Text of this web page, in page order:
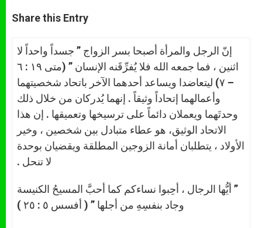
t
s
p
s
e
g
e
e
b
k
Share this Entry
إنّ الرجل والمرأة أصبحا بسر الزواج ” جسداً واحداً لا
اثنين ، فما جمعه الله فلا يُفرِّقَنه الإنسان ” (متى ١٩ : ٦
– ٧) ليتعاضدا ويساعد أحدهما الآخر باتحاد شخصيتهما
وأعمالهما إتحاداً وثيقاً . إنهما يُدركان من خلال ذلك
وحدتَهما ويعملان دائماً على ترسيخها وتعميقها . إن هذا
الاتحاد الوثيق، هو عطاء متبادل بين شخصين ، وخير
الأولاد ، يتطلبان أمانة الزوجين المطلقة ويقضيان بوحدة
لا تنحل .
” أيُّها الرجال ، أحِبوا نساءكم كما أحبَّ المسيحُ الكنيسة
وجاد بنفسِهِ من أجلها ” ( أفسس ٥ : ٢٥ )